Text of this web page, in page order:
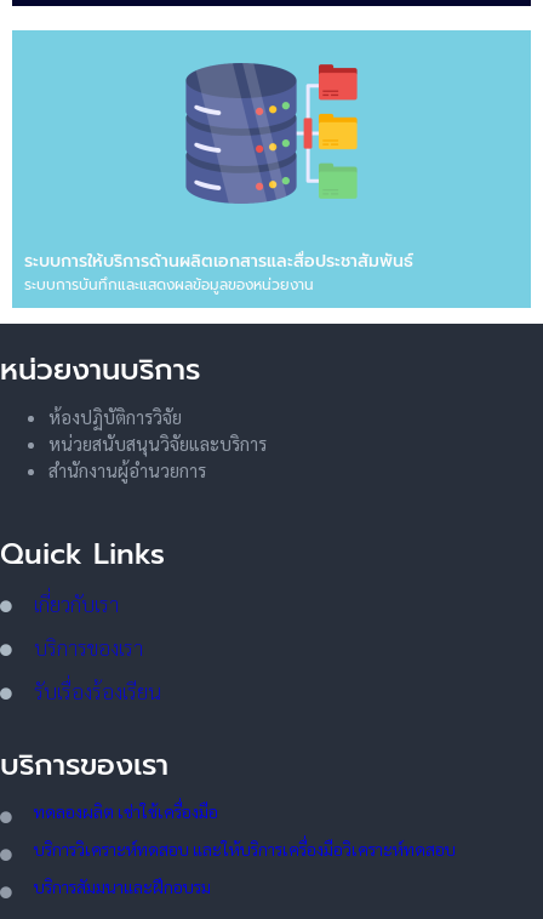
ระบบการให้บริการด้านผลิตเอกสารและสื่อประชาสัมพันธ์
ระบบการบันทึกและแสดงผลข้อมูลของหน่วยงาน
หน่วยงานบริการ
ห้องปฏิบัติการวิจัย
หน่วยสนับสนุนวิจัยและบริการ
สำนักงานผู้อำนวยการ
Quick Links
เกี่ยวกับเรา
บริการของเรา
รับเรื่องร้องเรียน
บริการของเรา
ทดลองผลิต เช่าใช้เครื่องมือ
บริการวิเคราะห์ทดสอบ และให้บริการเครื่องมือวิเคราะห์ทดสอบ
บริการสัมมนาและฝึกอบรม